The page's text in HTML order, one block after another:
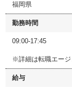
福岡県
勤務時間
09:00-17:45
※詳細は転職エージ
給与